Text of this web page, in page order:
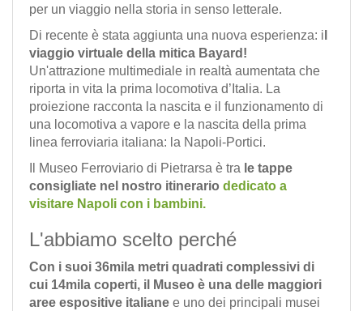
per un viaggio nella storia in senso letterale.
Di recente è stata aggiunta una nuova esperienza: i
viaggio virtuale della mitica Bayard!
Un'attrazione multimediale in realtà aumentata che
riporta in vita la prima locomotiva d’Italia. La
proiezione racconta la nascita e il funzionamento di
una locomotiva a vapore e la nascita della prima
linea ferroviaria italiana: la Napoli-Portici.
Il Museo Ferroviario di Pietrarsa è tra le tappe
consigliate nel nostro itinerario dedicato a
visitare Napoli con i bambini.
L'abbiamo scelto perché
Con i suoi 36mila metri quadrati complessivi di
cui 14mila coperti, il Museo è una delle maggiori
aree espositive italiane e uno dei principali musei